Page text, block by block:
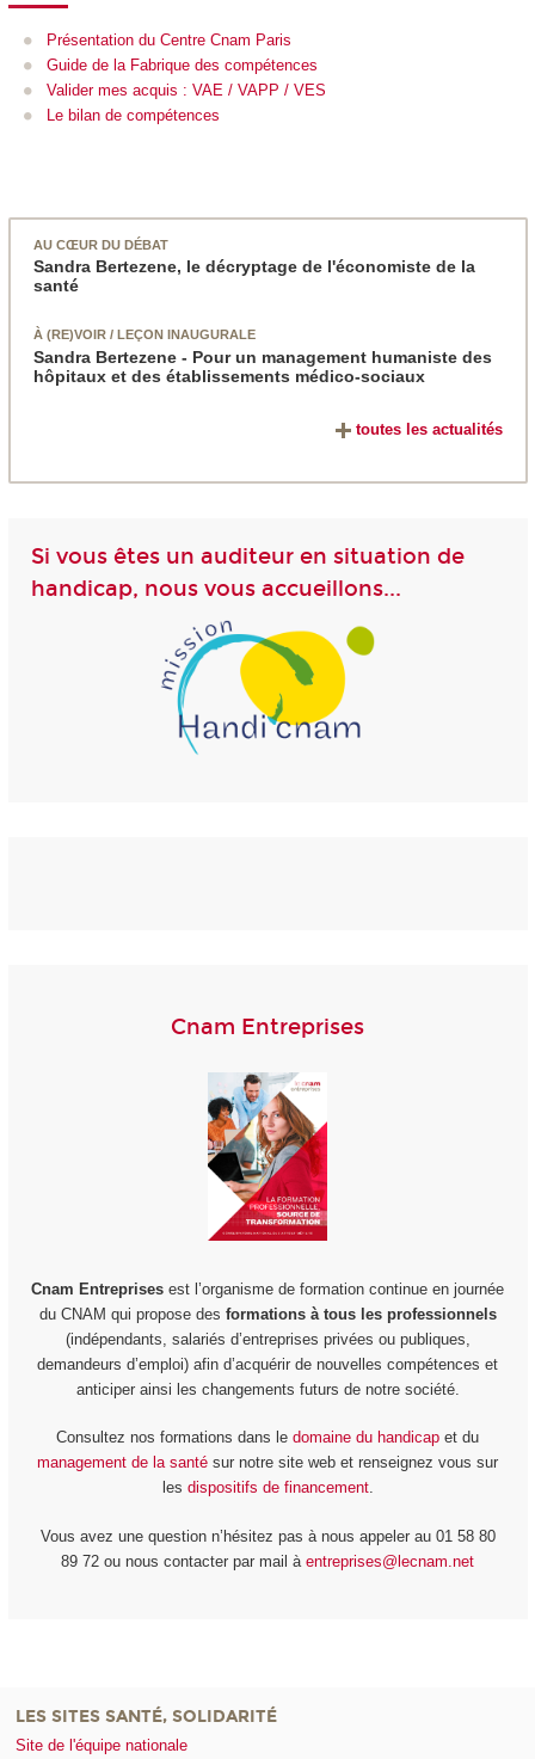
Présentation du Centre Cnam Paris
Guide de la Fabrique des compétences
Valider mes acquis : VAE / VAPP / VES
Le bilan de compétences
AU CŒUR DU DÉBAT
Sandra Bertezene, le décryptage de l'économiste de la
santé
À (RE)VOIR / LEÇON INAUGURALE
Sandra Bertezene - Pour un management humaniste des
hôpitaux et des établissements médico-sociaux
toutes les actualités
Si vous êtes un auditeur en situation de
handicap, nous vous accueillons...
Cnam Entreprises
Cnam Entreprises est l’organisme de formation continue en journée
du CNAM qui propose des formations à tous les professionnels
(indépendants, salariés d’entreprises privées ou publiques,
demandeurs d’emploi) afin d’acquérir de nouvelles compétences et
anticiper ainsi les changements futurs de notre société.
Consultez nos formations dans le domaine du handicap et du
management de la santé sur notre site web et renseignez vous sur
les dispositifs de financement.
Vous avez une question n’hésitez pas à nous appeler au 01 58 80
89 72 ou nous contacter par mail à entreprises@lecnam.net
LES SITES SANTÉ, SOLIDARITÉ
Site de l'équipe nationale